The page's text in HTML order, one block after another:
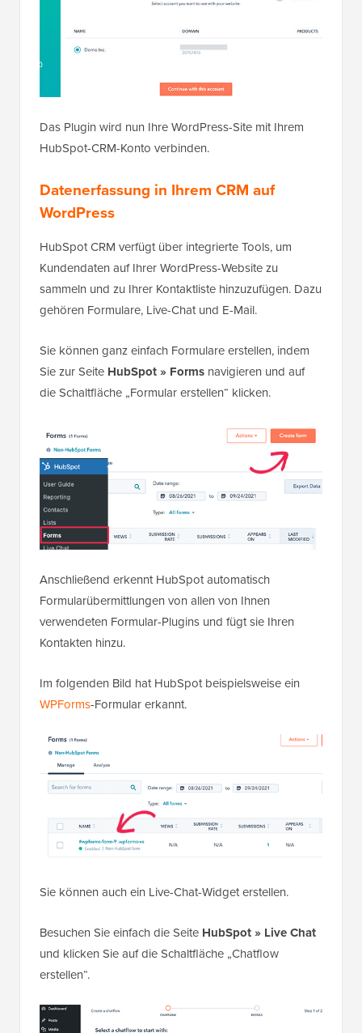
Das Plugin wird nun Ihre WordPress-Site mit Ihrem
HubSpot-CRM-Konto verbinden.
Datenerfassung in Ihrem CRM auf
WordPress
HubSpot CRM verfügt über integrierte Tools, um
Kundendaten auf Ihrer WordPress-Website zu
sammeln und zu Ihrer Kontaktliste hinzuzufügen. Dazu
gehören Formulare, Live-Chat und E-Mail.
Sie können ganz einfach Formulare erstellen, indem
Sie zur Seite HubSpot » Forms navigieren und auf
die Schaltfläche „Formular erstellen“ klicken.
Anschließend erkennt HubSpot automatisch
Formularübermittlungen von allen von Ihnen
verwendeten Formular-Plugins und fügt sie Ihren
Kontakten hinzu.
Im folgenden Bild hat HubSpot beispielsweise ein
WPForms-Formular erkannt.
Sie können auch ein Live-Chat-Widget erstellen.
Besuchen Sie einfach die Seite HubSpot » Live Chat
und klicken Sie auf die Schaltfläche „Chatflow
erstellen“.